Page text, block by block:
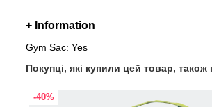
+ Information
Gym Sac: Yes
Покупці, які купили цей товар, також
-40%